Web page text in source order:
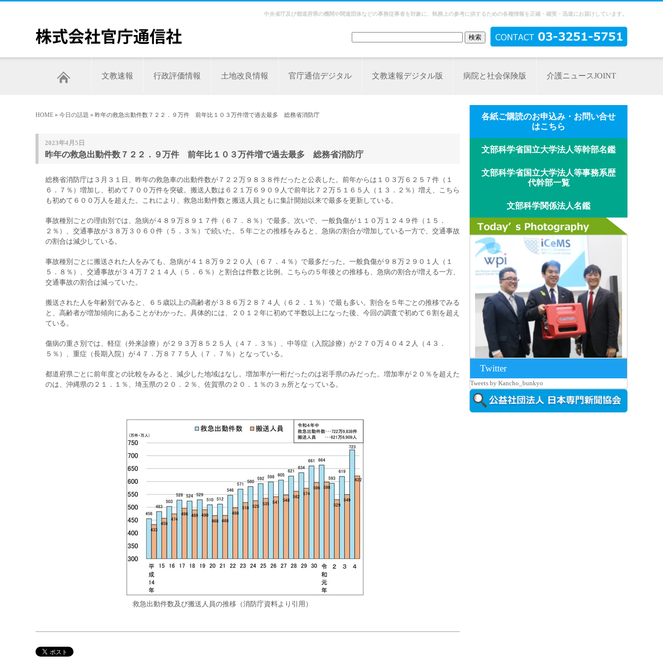
中央省庁及び都道府県の機関や関連団体などの事務従事者を対象に、執務上の参考に供するための各種情報を正確・確実・迅速にお届けしています。
文教速報 行政評価情報 土地改良情報 官庁通信デジタル 文教速報デジタル版 病院と社会保険版 介護ニュースJOINT
HOME » 今日の話題 » 昨年の救急出動件数７２２．９万件 前年比１０３万件増で過去最多 総務省消防庁
2023年4月5日
昨年の救急出動件数７２２．９万件 前年比１０３万件増で過去最多 総務省消防庁
総務省消防庁は３月３１日、昨年の救急車の出動件数が７２２万９８３８件だったと公表した。前年からは１０３万６２５７件（１
６．７％）増加し、初めて７００万件を突破。搬送人数は６２１万６９０９人で前年比７２万５１６５人（１３．２％）増え、こちら
も初めて６００万人を超えた。これにより、救急出動件数と搬送人員ともに集計開始以来で最多を更新している。
事故種別ごとの理由別では、急病が４８９万８９１７件（６７．８％）で最多。次いで、一般負傷が１１０万１２４９件（１５．
２％）、交通事故が３８万３０６０件（５．３％）で続いた。５年ごとの推移をみると、急病の割合が増加している一方で、交通事故
の割合は減少している。
事故種別ごとに搬送された人をみても、急病が４１８万９２２０人（６７．４％）で最多だった。一般負傷が９８万２９０１人（１
５．８％）、交通事故が３４万７２１４人（５．６％）と割合は件数と比例。こちらの５年後との推移も、急病の割合が増える一方、
交通事故の割合は減っていた。
搬送された人を年齢別でみると、６５歳以上の高齢者が３８６万２８７４人（６２．１％）で最も多い。割合を５年ごとの推移でみる
と、高齢者が増加傾向にあることがわかった。具体的には、２０１２年に初めて半数以上になった後、今回の調査で初めて６割を超え
ている。
傷病の重さ別では、軽症（外来診療）が２９３万８５２５人（４７．３％）、中等症（入院診療）が２７０万４０４２人（４３．
５％）、重症（長期入院）が４７．万８７７５人（７．７％）となっている。
都道府県ごとに前年度との比較をみると、減少した地域はなし。増加率が一桁だったのは岩手県のみだった。増加率が２０％を超えた
のは、沖縄県の２１．１％、埼玉県の２０．２％、佐賀県の２０．１％の３ヵ所となっている。
救急出動件数及び搬送人員の推移（消防庁資料より引用）
各紙ご購読のお申込み・お問い合せ
はこちら
文部科学省国立大学法人等幹部名鑑
文部科学省国立大学法人等事務系歴
代幹部一覧
文部科学関係法人名鑑
京都大iCeMS等を視察した松本文部科学
大...
Twitter
Tweets by Kancho_bunkyo